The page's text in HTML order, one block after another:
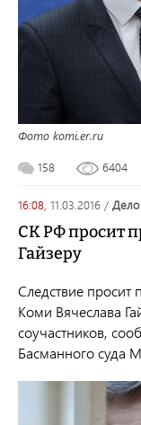
Фото komi.er.ru
158 6404
16:08, 11.03.2016 /
СК РФ просит
Гайзеру
Следствие просит
Коми Вячеслава
соучастников,
Басманного суда